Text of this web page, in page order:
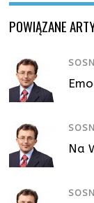
POWIĄZANE
Na